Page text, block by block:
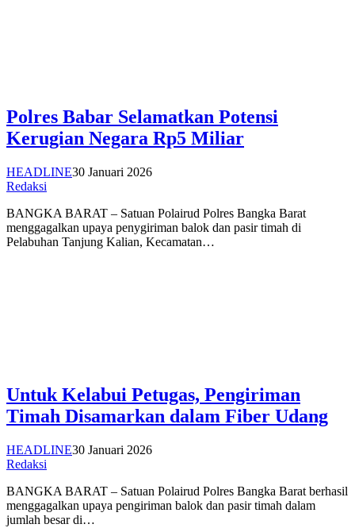
Polres Babar Selamatkan Potensi
Kerugian Negara Rp5 Miliar
HEADLINE30 Januari 2026
Redaksi
BANGKA BARAT – Satuan Polairud Polres Bangka Barat
menggagalkan upaya penygiriman balok dan pasir timah di
Pelabuhan Tanjung Kalian, Kecamatan…
Untuk Kelabui Petugas, Pengiriman
Timah Disamarkan dalam Fiber Udang
HEADLINE30 Januari 2026
Redaksi
BANGKA BARAT – Satuan Polairud Polres Bangka Barat berhasil
menggagalkan upaya pengiriman balok dan pasir timah dalam
jumlah besar di…